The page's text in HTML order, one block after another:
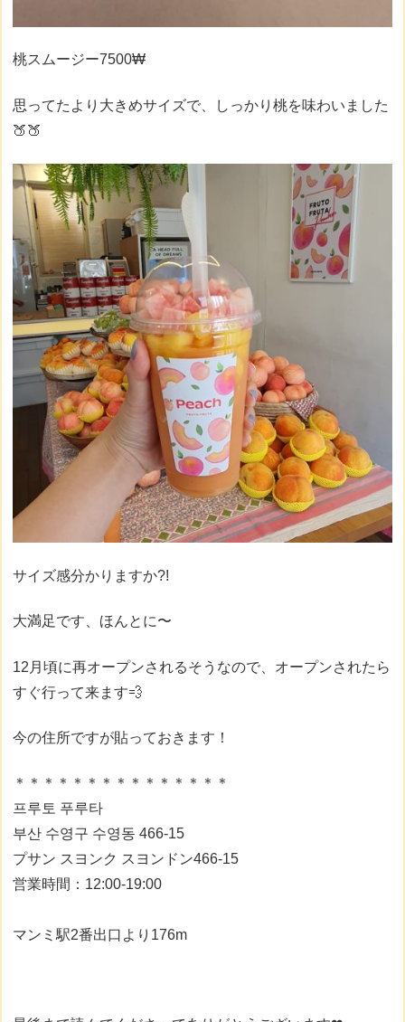
桃スムージー7500₩
思ってたより大きめサイズで、しっかり桃を味わいました
🍑🍑
サイズ感分かりますか?!
大満足です、ほんとに〜
12月頃に再オープンされるそうなので、オープンされたら
すぐ行って来ます💨
今の住所ですが貼っておきます！
＊＊＊＊＊＊＊＊＊＊＊＊＊＊＊⁣⁣⁣⁣⁣⁣⁣⁣⁣⁣⁣
프루토 푸루타
부산 수영구 수영동 466-15
プサン スヨンク スヨンドン466-15
営業時間：12:00-19:00⁣
マンミ駅2番出口より176m⁣⁣⁣⁣